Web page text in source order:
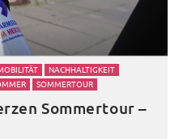
NACHHALTIGKEIT
SOMMERTOUR
Sommertour –